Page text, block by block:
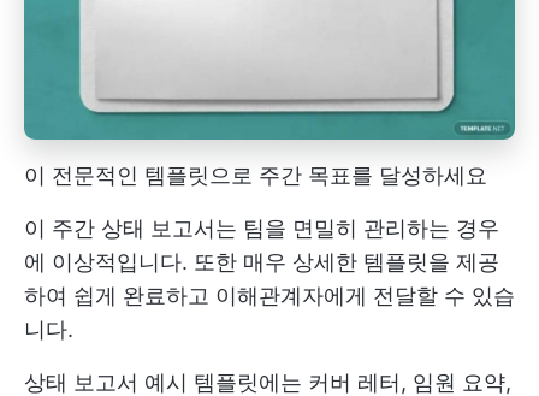
이 전문적인 템플릿으로 주간 목표를 달성하세요
이 주간 상태 보고서는 팀을 면밀히 관리하는 경우
에 이상적입니다. 또한 매우 상세한 템플릿을 제공
하여 쉽게 완료하고 이해관계자에게 전달할 수 있습
니다.
상태 보고서 예시 템플릿에는 커버 레터, 임원 요약,